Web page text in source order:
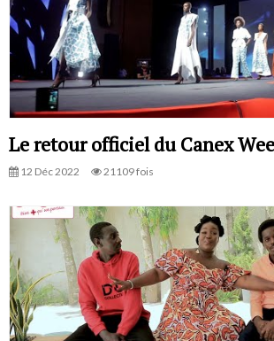
Le retour officiel du Canex
12 Déc 2022 21109 fois